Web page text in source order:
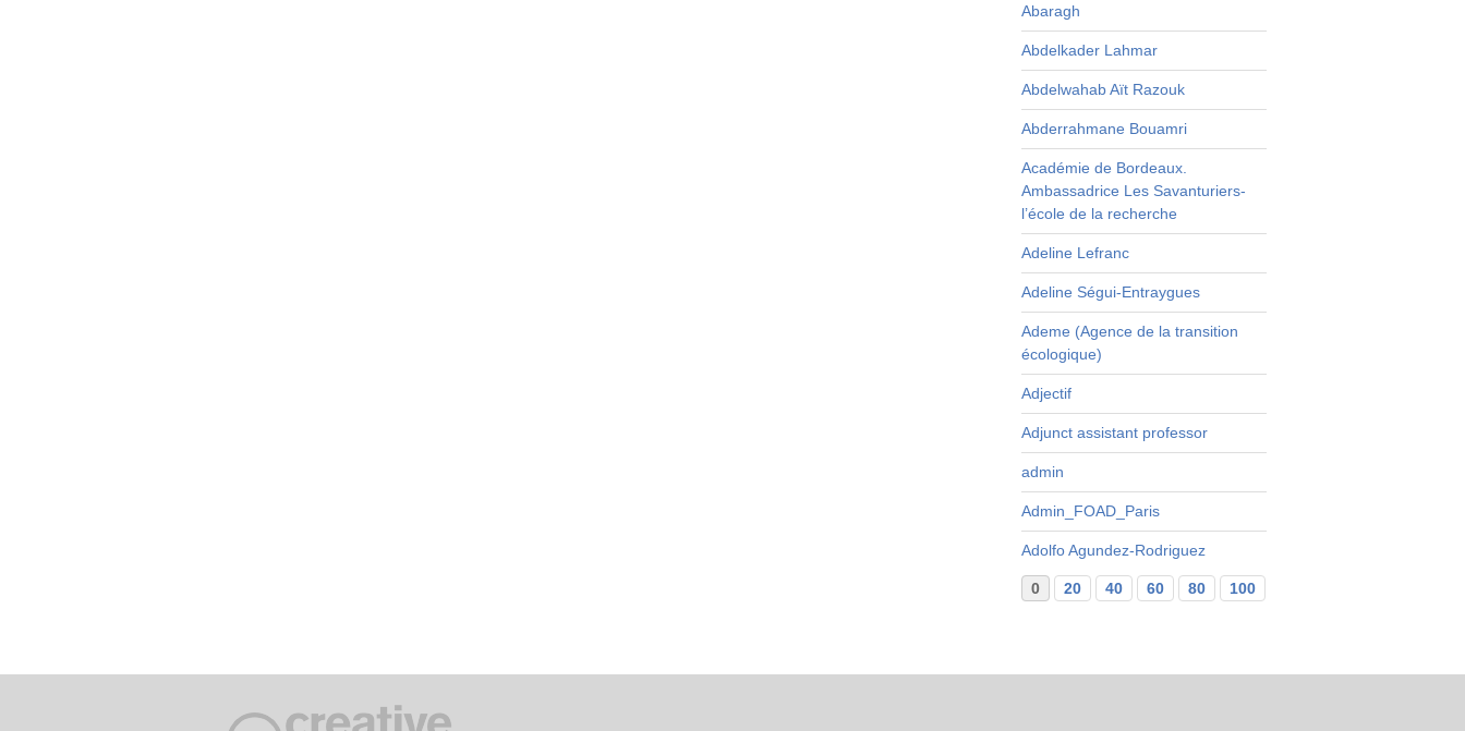
Abaragh
Abdelkader Lahmar
Abdelwahab Aït Razouk
Abderrahmane Bouamri
Académie de Bordeaux.
Ambassadrice Les Savanturiers-
l’école de la recherche
Adeline Lefranc
Adeline Ségui-Entraygues
Ademe (Agence de la transition
écologique)
Adjectif
Adjunct assistant professor
admin
Admin_FOAD_Paris
Adolfo Agundez-Rodriguez
0 20 40 60 80 100